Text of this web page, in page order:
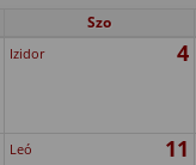
Szo
Izidor 4
Leó 11